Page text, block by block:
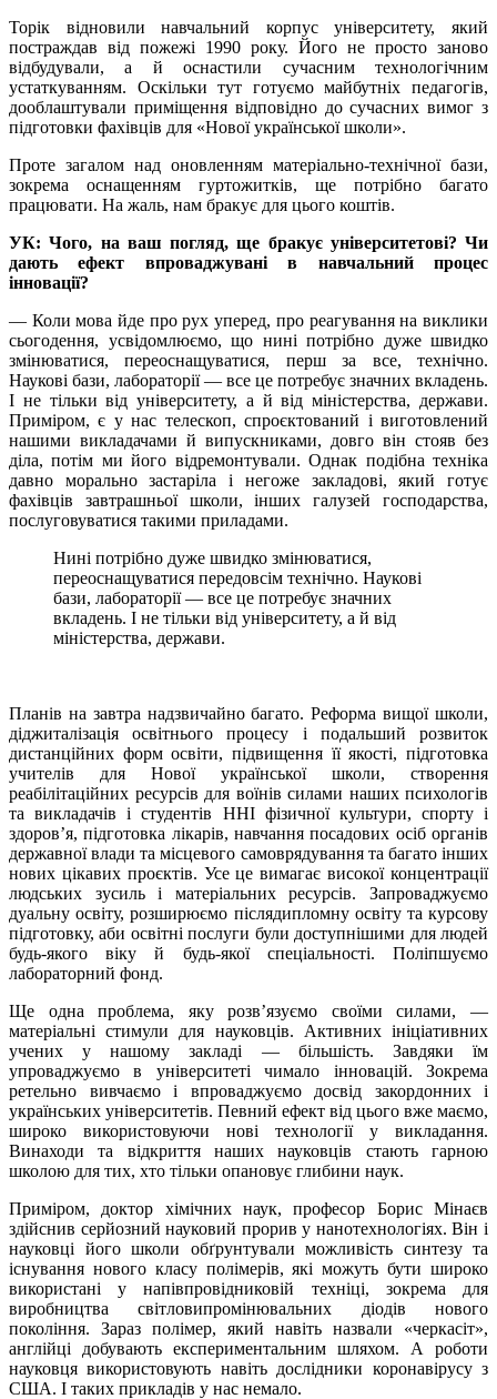
Торік відновили навчальний корпус університету, який
постраждав від пожежі 1990 року. Його не просто заново
відбудували, а й оснастили сучасним технологічним
устаткуванням. Оскільки тут готуємо майбутніх педагогів,
дооблаштували приміщення відповідно до сучасних вимог з
підготовки фахівців для «Нової української школи».
Проте загалом над оновленням матеріально-технічної бази,
зокрема оснащенням гуртожитків, ще потрібно багато
працювати. На жаль, нам бракує для цього коштів.
УК: Чого, на ваш погляд, ще бракує університетові? Чи
дають ефект впроваджувані в навчальний процес
інновації?
— Коли мова йде про рух уперед, про реагування на виклики
сьогодення, усвідомлюємо, що нині потрібно дуже швидко
змінюватися, переоснащуватися, перш за все, технічно.
Наукові бази, лабораторії — все це потребує значних вкладень.
І не тільки від університету, а й від міністерства, держави.
Приміром, є у нас телескоп, спроєктований і виготовлений
нашими викладачами й випускниками, довго він стояв без
діла, потім ми його відремонтували. Однак подібна техніка
давно морально застаріла і негоже закладові, який готує
фахівців завтрашньої школи, інших галузей господарства,
послуговуватися такими приладами.
Нині потрібно дуже швидко змінюватися,
переоснащуватися передовсім технічно. Наукові
бази, лабораторії — все це потребує значних
вкладень. І не тільки від університету, а й від
міністерства, держави.
Планів на завтра надзвичайно багато. Реформа вищої школи,
діджиталізація освітнього процесу і подальший розвиток
дистанційних форм освіти, підвищення її якості, підготовка
учителів для Нової української школи, створення
реабілітаційних ресурсів для воїнів силами наших психологів
та викладачів і студентів ННІ фізичної культури, спорту і
здоров’я, підготовка лікарів, навчання посадових осіб органів
державної влади та місцевого самоврядування та багато інших
нових цікавих проєктів. Усе це вимагає високої концентрації
людських зусиль і матеріальних ресурсів. Запроваджуємо
дуальну освіту, розширюємо післядипломну освіту та курсову
підготовку, аби освітні послуги були доступнішими для людей
будь-якого віку й будь-якої спеціальності. Поліпшуємо
лабораторний фонд.
Ще одна проблема, яку розв’язуємо своїми силами, —
матеріальні стимули для науковців. Активних ініціативних
учених у нашому закладі — більшість. Завдяки їм
упроваджуємо в університеті чимало інновацій. Зокрема
ретельно вивчаємо і впроваджуємо досвід закордонних і
українських університетів. Певний ефект від цього вже маємо,
широко використовуючи нові технології у викладання.
Винаходи та відкриття наших науковців стають гарною
школою для тих, хто тільки опановує глибини наук.
Приміром, доктор хімічних наук, професор Борис Мінаєв
здійснив серйозний науковий прорив у нанотехнологіях. Він і
науковці його школи обґрунтували можливість синтезу та
існування нового класу полімерів, які можуть бути широко
використані у напівпровідниковій техніці, зокрема для
виробництва світловипромінювальних діодів нового
покоління. Зараз полімер, який навіть назвали «черкасіт»,
англійці добувають експериментальним шляхом. А роботи
науковця використовують навіть дослідники коронавірусу з
США. І таких прикладів у нас немало.